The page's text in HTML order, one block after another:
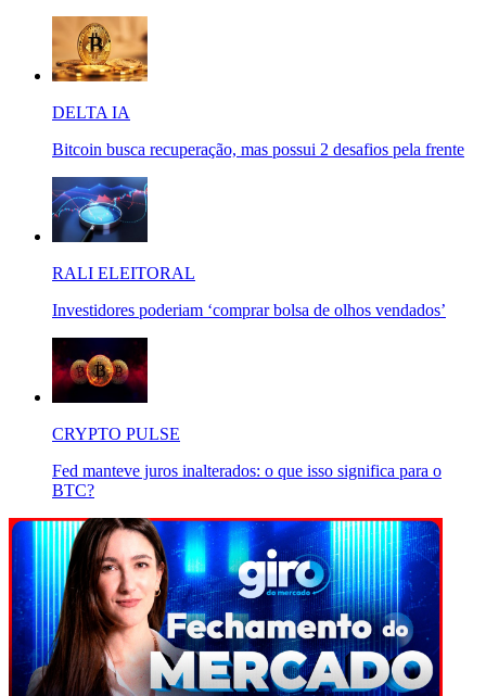
DELTA IA
Bitcoin busca recuperação, mas possui 2 desafios pela frente
RALI ELEITORAL
Investidores poderiam ‘comprar bolsa de olhos vendados’
CRYPTO PULSE
Fed manteve juros inalterados: o que isso significa para o
BTC?